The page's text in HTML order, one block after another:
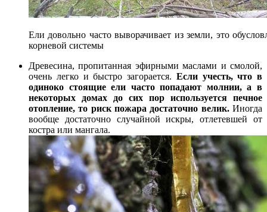
Ели довольно часто выворачивает из земли, это
корневой системы
Древесина, пропитанная эфирными маслами и смолой,
очень легко и быстро загорается. Если учесть, что в
одиноко стоящие ели часто попадают молнии, а в
некоторых домах до сих пор используется печное
отопление, то риск пожара достаточно велик.Иногда
вообще достаточно случайной искры, отлетевшей от
костра или мангала.